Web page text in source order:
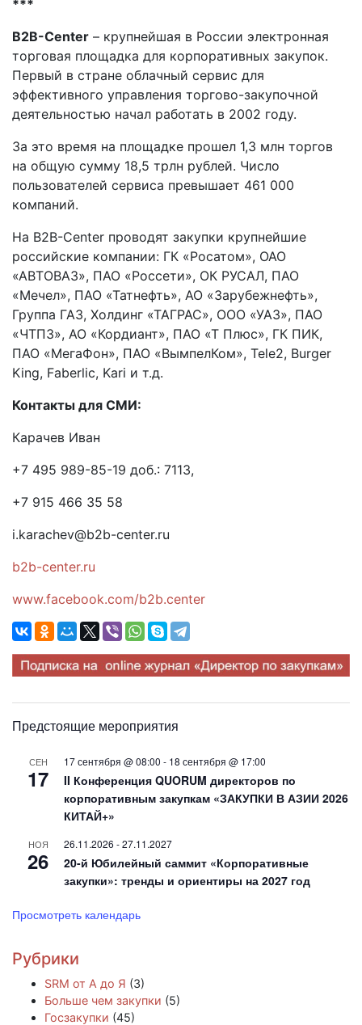
***
B2B-Center – крупнейшая в России электронная
торговая площадка для корпоративных закупок.
Первый в стране облачный сервис для
эффективного управления торгово-закупочной
деятельностью начал работать в 2002 году.
За это время на площадке прошел 1,3 млн торгов
на общую сумму 18,5 трлн рублей. Число
пользователей сервиса превышает 461 000
компаний.
На B2B-Center проводят закупки крупнейшие
российские компании: ГК «Росатом», ОАО
«АВТОВАЗ», ПАО «Россети», ОК РУСАЛ, ПАО
«Мечел», ПАО «Татнефть», АО «Зарубежнефть»,
Группа ГАЗ, Холдинг «ТАГРАС», ООО «УАЗ», ПАО
«ЧТПЗ», АО «Кордиант», ПАО «Т Плюс», ГК ПИК,
ПАО «МегаФон», ПАО «ВымпелКом», Tele2, Burger
King, Faberlic, Kari и т.д.
Контакты для СМИ:
Карачев Иван
+7 495 989-85-19 доб.: 7113,
+7 915 466 35 58
i.karachev@b2b-center.ru
b2b-center.ru
www.facebook.com/b2b.center
Предстоящие мероприятия
СЕН
17
17 сентября @ 08:00 - 18 сентября @ 17:00
II Конференция QUORUM директоров по
корпоративным закупкам «ЗАКУПКИ В АЗИИ 2026
КИТАЙ+»
НОЯ
26
26.11.2026 -27.11.2027
20-й Юбилейный саммит «Корпоративные
закупки»: тренды и ориентиры на 2027 год
Просмотреть календарь
Рубрики
SRM от А до Я (3)
Больше чем закупки (5)
Госзакупки (45)